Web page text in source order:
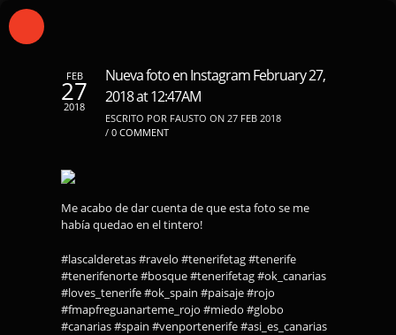
FEB
27
2018
Nueva foto en Instagram February 27,
2018 at 12:47AM
ESCRITO POR FAUSTO ON 27 FEB 2018
/ 0 COMMENT
Me acabo de dar cuenta de que esta foto se me
había quedao en el tintero!
#lascalderetas #ravelo #tenerifetag #tenerife
#tenerifenorte #bosque #tenerifetag #ok_canarias
#loves_tenerife #ok_spain #paisaje #rojo
#fmapfreguanarteme_rojo #miedo #globo
#canarias #spain #venportenerife #asi_es_canarias